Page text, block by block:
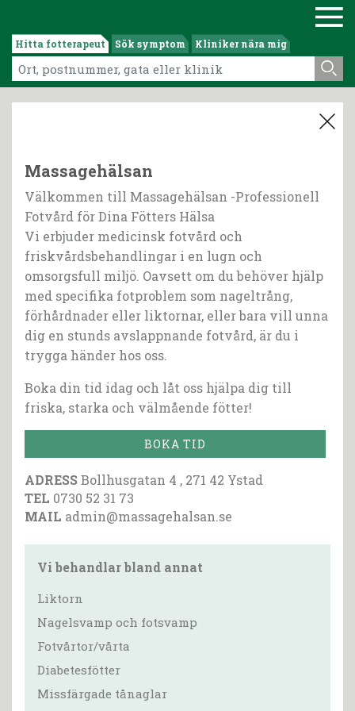
Hitta fotterapeut Sök symptom Kliniker nära mig
Massagehälsan
Välkommen till Massagehälsan -Professionell
Fotvård för Dina Fötters Hälsa
Vi erbjuder medicinsk fotvård och
friskvårdsbehandlingar i en lugn och
omsorgsfull miljö. Oavsett om du behöver hjälp
med specifika fotproblem som nageltrång,
förhårdnader eller liktornar, eller bara vill unna
dig en stunds avslappnande fotvård, är du i
trygga händer hos oss.
Boka din tid idag och låt oss hjälpa dig till
friska, starka och välmående fötter!
BOKA TID
ADRESSBollhusgatan 4 , 271 42 Ystad
TEL 0730 52 31 73
MAIL admin@massagehalsan.se
Vi behandlar bland annat
Liktorn
Nagelsvamp och fotsvamp
Fotvårtor/vårta
Diabetesfötter
Missfärgade tånaglar